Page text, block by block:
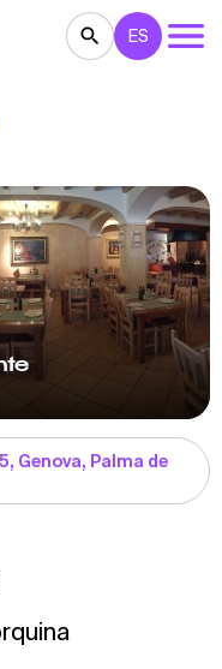
FIESTAS
NOTE
ES
Genova, Palma de